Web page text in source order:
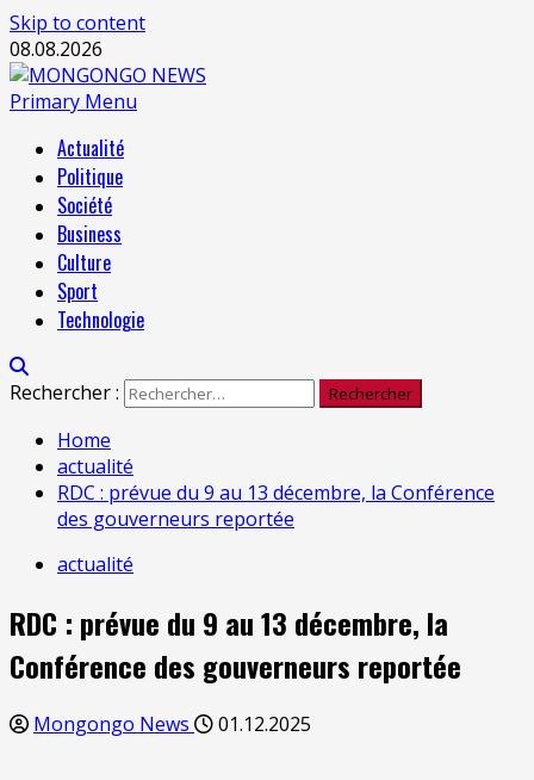
Skip to content
08.08.2026
Primary Menu
Actualité
Politique
Société
Business
Culture
Sport
Technologie
Rechercher :
Home
actualité
RDC : prévue du 9 au 13 décembre, la Conférence
des gouverneurs reportée
actualité
RDC : prévue du 9 au 13 décembre, la
Conférence des gouverneurs reportée
Mongongo News 01.12.2025